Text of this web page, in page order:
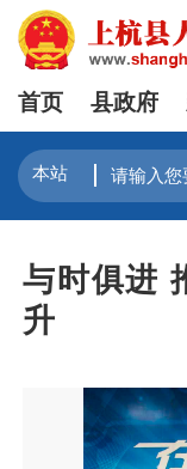
首页 县政府
与时俱进
升